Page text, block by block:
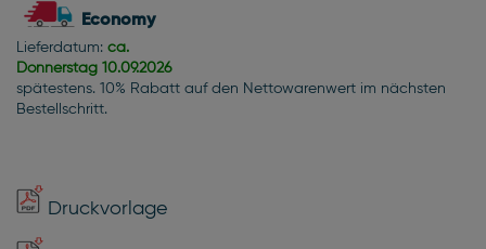
Economy
Lieferdatum: ca.
Donnerstag 10.09.2026
spätestens. 10% Rabatt auf den Nettowarenwert im nächsten
Bestellschritt.
Druckvorlage